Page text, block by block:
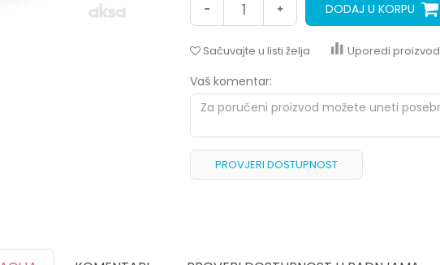
DODAJ U KORPU
Sačuvajte u listi želja Uporedi proizvod
Vaš komentar:
PROVJERI DOSTUPNOST